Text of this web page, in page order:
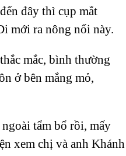
đây thì cụp mắt
mới ra nông nổi này.
mắc, bình thường
ở bên mắng mỏ,
tẩm bổ rồi, mấy
xem chị và anh Khánh